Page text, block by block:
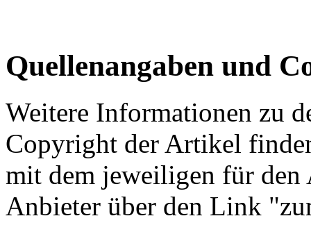
Quellenangaben und
Weitere Informationen zu
Copyright der Artikel
mit dem jeweiligen für
Anbieter über den Link